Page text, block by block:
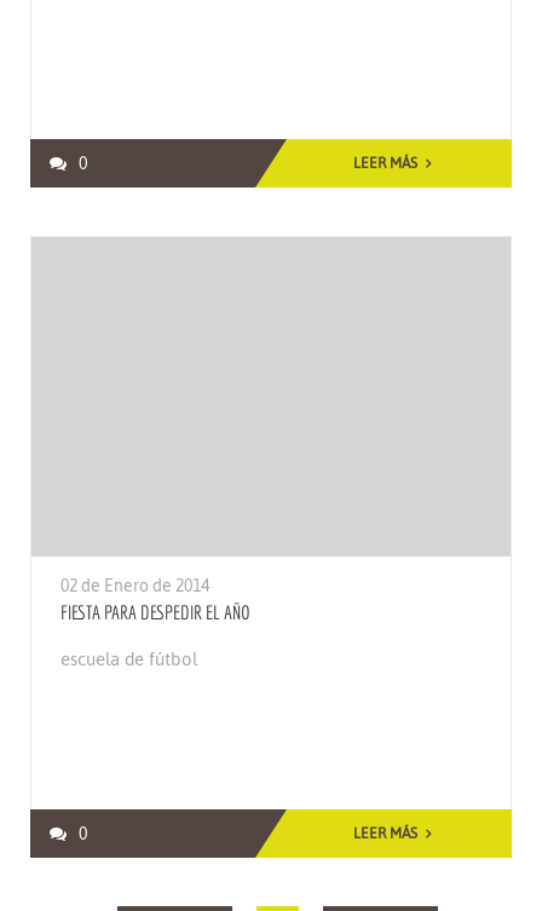
0 LEER MÁS
02 de Enero de 2014
FIESTA PARA DESPEDIR EL AÑO
escuela de fútbol
0 LEER MÁS